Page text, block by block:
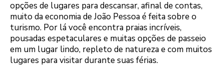
opções de lugares para descansar, afinal de contas,
muito da economia de João Pessoa é feita sobre o
turismo. Por lá você encontra praias incríveis,
pousadas espetaculares e muitas opções de passeio
em um lugar lindo, repleto de natureza e com muitos
lugares para visitar durante suas férias.